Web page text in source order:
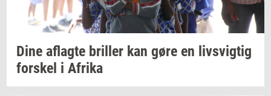
Dine af­lag­te bril­ler kan gøre en livsvig­tig
for­skel i Afri­ka